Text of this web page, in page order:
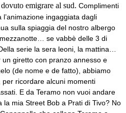
emigrare al sud. Complimenti
ingaggiata dagli
sulla spiaggia del nostro albergo
se vabbè delle 3 di
serie la sera leoni, la mattina…
giretto con pranzo annesso e
(de nome e de fatto), abbiamo
ricordare alcuni momenti
E da Teramo non vuoi andare
mia Street Bob a Prati di Tivo? No